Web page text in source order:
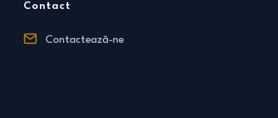
Contact
Contactează-ne